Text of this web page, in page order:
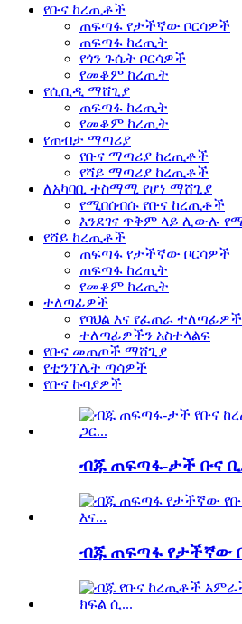
የቡና ከረጢቶች
ጠፍጣፋ የታችኛው ቦርሳዎች
ጠፍጣፋ ከረጢት
የጎን ጉሴት ቦርሳዎች
የመቆም ከረጢት
የሲቢዲ ማሸጊያ
ጠፍጣፋ ከረጢት
የመቆም ከረጢት
የጠብታ ማጣሪያ
የቡና ማጣሪያ ከረጢቶች
የሻይ ማጣሪያ ከረጢቶች
ለአካባቢ ተስማሚ የሆነ ማሸጊያ
የሚበሰብሱ የቡና ከረጢቶች
እንደገና ጥቅም ላይ ሊውሉ
የሻይ ከረጢቶች
ጠፍጣፋ የታችኛው ቦርሳዎች
ጠፍጣፋ ከረጢት
የመቆም ከረጢት
ተለጣፊዎች
የባህል እና የፈጠራ ተለጣፊዎች
ተለጣፊዎችን አስተላልፍ
የቡና መጠጦች ማሸጊያ
የቲንፕሌት ጣሳዎች
የቡና ኩባያዎች
ብጁ ጠፍጣፋ-ታች ቡና
ብጁ ጠፍጣፋ የታችኛው